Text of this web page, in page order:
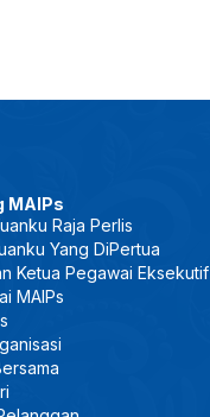
MAIPs
Raja Perlis
Yang DiPertua
Ketua Pegawai Eksekutif
MAIPs